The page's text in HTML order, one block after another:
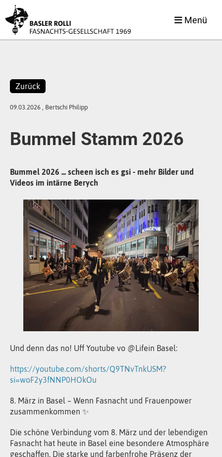
Menü
Zurück
09.03.2026 , Bertschi Philipp
Bummel Stamm 2026
Bummel 2026 ... scheen isch es gsi - mehr Bilder und
Videos im intärne Berych
Und denn das no! Uff Youtube vo @Lifein Basel:
https://youtube.com/shorts/Q9TNvTnkUSM?
si=woF2y3fNNP0HOkOu
8. März in Basel – Wenn Fasnacht und Frauenpower
zusammenkommen ✨
Die schöne Verbindung vom 8. März und der lebendigen
Fasnacht hat heute in Basel eine besondere Atmosphäre
geschaffen. Die starke und farbenfrohe Präsenz der